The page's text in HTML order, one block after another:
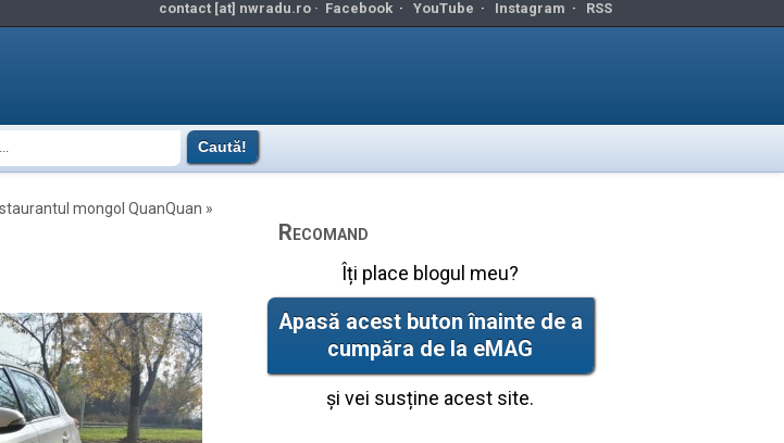
contact [at] nwradu.ro · Facebook· YouTube · Instagram · RSS
mongol QuanQuan »
Recomand
Îți place blogul meu?
Apasă acest buton înainte de a
cumpăra de la eMAG
și vei susține acest site.